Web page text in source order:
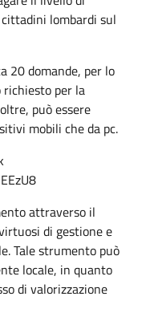
cittadini lombardi sul
20 domande, per lo
per la
può essere
mobili che da pc.
attraverso il
di gestione e
Tale strumento può
locale, in quanto
di valorizzazione